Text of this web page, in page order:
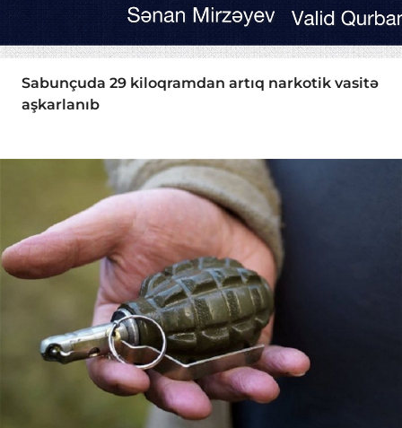
Sabunçuda 29 kiloqramdan artıq narkotik vasitə
aşkarlanıb